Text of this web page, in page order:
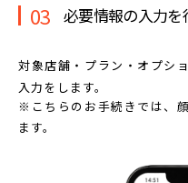
03 必要情報の入力を
対象店舗・プラン・オプシ
入力をします。
※こちらのお手続きでは、
ます。